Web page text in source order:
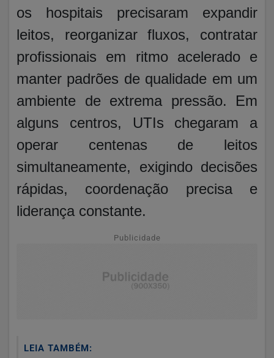
os hospitais precisaram expandir
leitos, reorganizar fluxos, contratar
profissionais em ritmo acelerado e
manter padrões de qualidade em um
ambiente de extrema pressão. Em
alguns centros, UTIs chegaram a
operar centenas de leitos
simultaneamente, exigindo decisões
rápidas, coordenação precisa e
liderança constante.
Publicidade
LEIA TAMBÉM: